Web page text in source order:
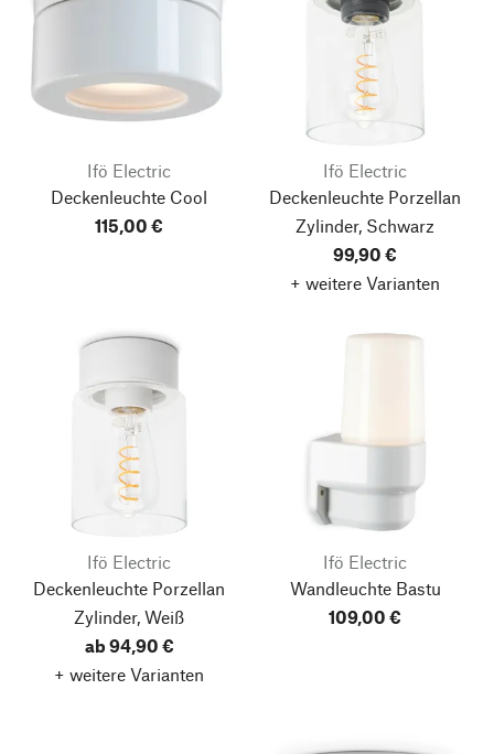
Ifö Electric
Deckenleuchte Cool
115,00 €
Ifö Electric
Deckenleuchte Porzellan
Zylinder, Schwarz
99,90 €
+ weitere Varianten
Ifö Electric
Deckenleuchte Porzellan
Zylinder, Weiß
ab 94,90 €
+ weitere Varianten
Ifö Electric
Wandleuchte Bastu
109,00 €